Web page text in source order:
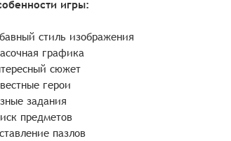
игры:
стиль изображения
графика
сюжет
герои
задания
предметов
пазлов